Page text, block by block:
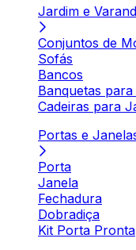
Jardim e
Conjuntos de
Sofás
Bancos
Banquetas
Cadeiras para
Portas e
Porta
Janela
Fechadura
Dobradiça
Kit Porta Pronta